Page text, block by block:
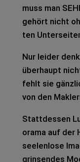
muss man
gehört nicht
ten
Nur lei­der
über­haupt
fehlt sie
von den
Statt­des­sen
ora­ma auf der
see­len­lo­se
grin­sen­des